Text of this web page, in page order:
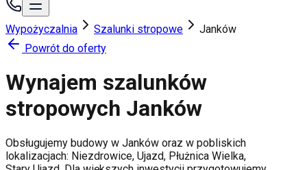
Wypożyczalnia Szalunki stropowe
Janków
Powrót do oferty
Wynajem szalunków
stropowych Janków
Obsługujemy budowy w Janków oraz w pobliskich
lokalizacjach: Niezdrowice, Ujazd, Płużnica Wielka,